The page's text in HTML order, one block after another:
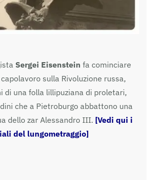
Sergei Eisenstein fa cominciare
sulla Rivoluzione russa,
di una folla lillipuziana di proletari,
che a Pietroburgo abbattono una
dello zar Alessandro III. [Vedi qui i
del lungometraggio]